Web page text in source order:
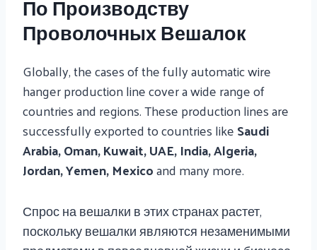
По Производству
Проволочных Вешалок
Globally, the cases of the fully automatic wire
hanger production line cover a wide range of
countries and regions. These production lines are
successfully exported to countries likeSaudi
Arabia, Oman, Kuwait, UAE, India, Algeria,
Jordan, Yemen, Mexicoand many more.
Спрос на вешалки в этих странах растет,
поскольку вешалки являются незаменимыми